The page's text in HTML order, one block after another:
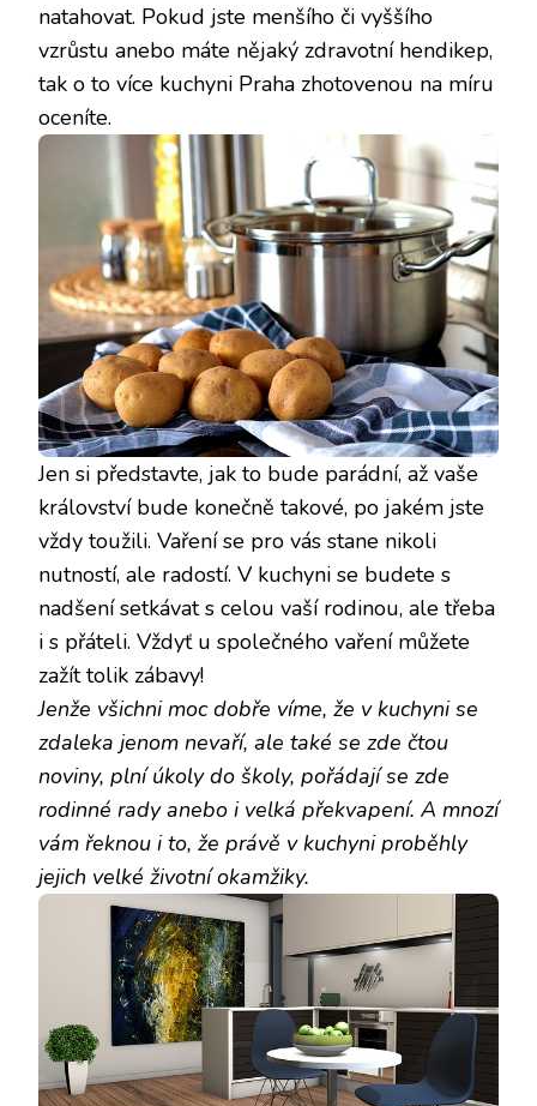
natahovat. Pokud jste menšího či vyššího
vzrůstu anebo máte nějaký zdravotní hendikep,
tak o to více kuchyni Praha zhotovenou na míru
oceníte.
Jen si představte, jak to bude parádní, až vaše
království bude konečně takové, po jakém jste
vždy toužili. Vaření se pro vás stane nikoli
nutností, ale radostí. V kuchyni se budete s
nadšení setkávat s celou vaší rodinou, ale třeba
i s přáteli. Vždyť u společného vaření můžete
zažít tolik zábavy!
Jenže všichni moc dobře víme, že v kuchyni se
zdaleka jenom nevaří, ale také se zde čtou
noviny, plní úkoly do školy, pořádají se zde
rodinné rady anebo i velká překvapení. A mnozí
vám řeknou i to, že právě v kuchyni proběhly
jejich velké životní okamžiky.